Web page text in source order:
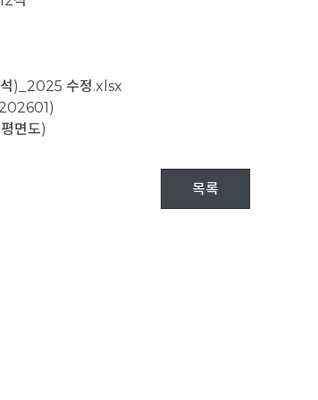
석)_2025 수정.xlsx
면도)
목록